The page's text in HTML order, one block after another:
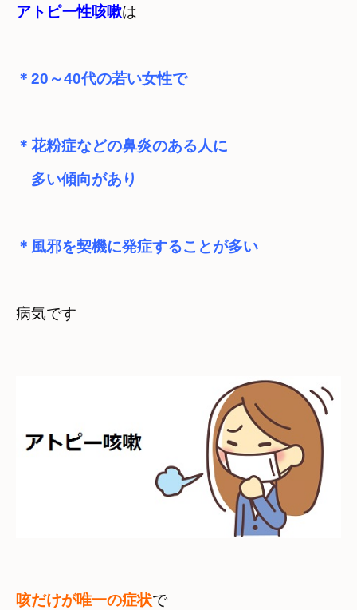
アトピー性咳嗽は
＊花粉症などの鼻炎のある人に
＊風邪を契機に発症することが多い
病気です
咳だけが唯一の症状で